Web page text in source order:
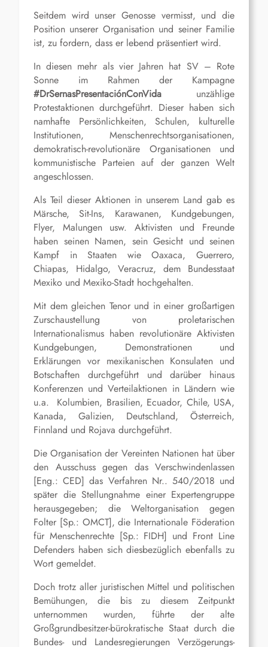
Seitdem wird unser Genosse vermisst, und die
Position unserer Organisation und seiner Familie
ist, zu fordern, dass er lebend präsentiert wird.
In diesen mehr als vier Jahren hat SV – Rote
Sonne im Rahmen der Kampagne
#DrSernasPresentaciónConVida unzählige
Protestaktionen durchgeführt. Dieser haben sich
namhafte Persönlichkeiten, Schulen, kulturelle
Institutionen, Menschenrechtsorganisationen,
demokratisch-revolutionäre Organisationen und
kommunistische Parteien auf der ganzen Welt
angeschlossen.
Als Teil dieser Aktionen in unserem Land gab es
Märsche, Sit-Ins, Karawanen, Kundgebungen,
Flyer, Malungen usw. Aktivisten und Freunde
haben seinen Namen, sein Gesicht und seinen
Kampf in Staaten wie Oaxaca, Guerrero,
Chiapas, Hidalgo, Veracruz, dem Bundesstaat
Mexiko und Mexiko-Stadt hochgehalten.
Mit dem gleichen Tenor und in einer großartigen
Zurschaustellung von proletarischen
Internationalismus haben revolutionäre Aktivisten
Kundgebungen, Demonstrationen und
Erklärungen vor mexikanischen Konsulaten und
Botschaften durchgeführt und darüber hinaus
Konferenzen und Verteilaktionen in Ländern wie
u.a. Kolumbien, Brasilien, Ecuador, Chile, USA,
Kanada, Galizien, Deutschland, Österreich,
Finnland und Rojava durchgeführt.
Die Organisation der Vereinten Nationen hat über
den Ausschuss gegen das Verschwindenlassen
[Eng.: CED] das Verfahren Nr.. 540/2018 und
später die Stellungnahme einer Expertengruppe
herausgegeben; die Weltorganisation gegen
Folter [Sp.: OMCT], die Internationale Föderation
für Menschenrechte [Sp.: FIDH] und Front Line
Defenders haben sich diesbezüglich ebenfalls zu
Wort gemeldet.
Doch trotz aller juristischen Mittel und politischen
Bemühungen, die bis zu diesem Zeitpunkt
unternommen wurden, führte der alte
Großgrundbesitzer-bürokratische Staat durch die
Bundes- und Landesregierungen Verzögerungs-